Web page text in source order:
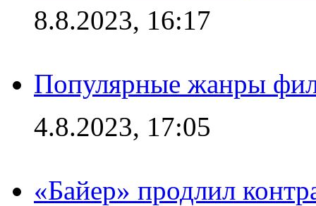
8.8.2023, 16:17
Популярные жанры
4.8.2023, 17:05
«Байер» продлил